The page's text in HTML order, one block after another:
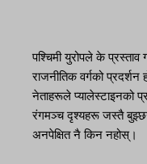
पश्चिमी युरोपले के
राजनीतिक वर्गको
नेताहरूले प्यालेस्टाइनको
रंगमञ्च दृश्यहरू जस्तै
अनपेक्षित नै किन नहोस्।